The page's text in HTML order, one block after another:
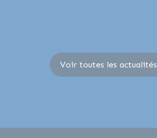
Voir toutes les actualités